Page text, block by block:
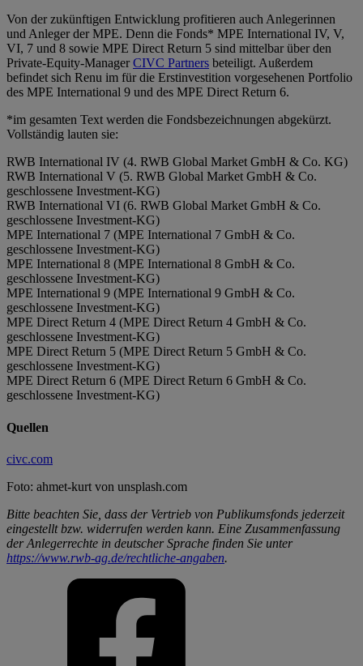
Von der zukünftigen Entwicklung profitieren auch Anlegerinnen
und Anleger der MPE. Denn die Fonds* MPE International IV, V,
VI, 7 und 8 sowie MPE Direct Return 5 sind mittelbar über den
Private-Equity-ManagerCIVC Partners beteiligt. Außerdem
befindet sich Renu im für die Erstinvestition vorgesehenen Portfolio
des MPE International 9 und des MPE Direct Return 6.
*im gesamten Text werden die Fondsbezeichnungen abgekürzt.
Vollständig lauten sie:
RWB International IV (4. RWB Global Market GmbH & Co. KG)
RWB International V (5. RWB Global Market GmbH & Co.
geschlossene Investment-KG)
RWB International VI (6. RWB Global Market GmbH & Co.
geschlossene Investment-KG)
MPE International 7 (MPE International 7 GmbH & Co.
geschlossene Investment-KG)
MPE International 8 (MPE International 8 GmbH & Co.
geschlossene Investment-KG)
MPE International 9 (MPE International 9 GmbH & Co.
geschlossene Investment-KG)
MPE Direct Return 4 (MPE Direct Return 4 GmbH & Co.
geschlossene Investment-KG)
MPE Direct Return 5 (MPE Direct Return 5 GmbH & Co.
geschlossene Investment-KG)
MPE Direct Return 6 (MPE Direct Return 6 GmbH & Co.
geschlossene Investment-KG)
Quellen
civc.com
Foto: ahmet-kurt von unsplash.com
Bitte beachten Sie, dass der Vertrieb von Publikumsfonds jederzeit
eingestellt bzw. widerrufen werden kann. Eine Zusammenfassung
der Anlegerrechte in deutscher Sprache finden Sie unter
https://www.rwb-ag.de/rechtliche-angaben.